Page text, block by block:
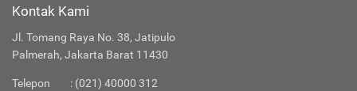
Kontak Kami
Jl. Tomang Raya No. 38, Jatipulo
Palmerah, Jakarta Barat 11430
Telepon : (021) 40000 312